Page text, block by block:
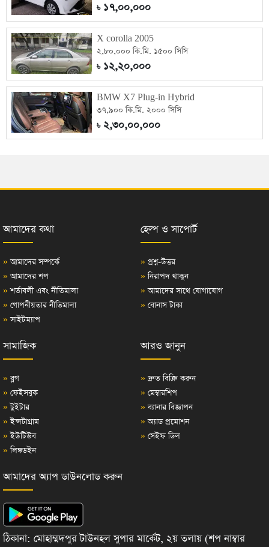
৳১৭,০০,০০০
X corolla 2005
২,৮০,০০০ কি.মি. ১৫০০ সিসি
৳১২,২০,০০০
BMW X7 Plug-in Hybrid
৩৭,৯০০ কি.মি. ২০০০ সিসি
৳২,৩০,০০,০০০
আমাদের কথা
» আমাদের সম্পর্কে
» আমাদের শপ
» শর্তাবলী এবং নীতিমালা
» গোপনীয়তার নীতিমালা
» সাইটম্যাপ
হেল্প ও সাপোর্ট
» প্রশ্ন-উত্তর
» নিরাপদ থাকুন
» আমাদের সাথে যোগাযোগ
» বোনাস টাকা
সামাজিক
» ব্লগ
» ফেইসবুক
» টুইটার
» ইন্সটাগ্রাম
» ইউটিউব
» লিঙ্কডইন
আরও জানুন
» দ্রুত বিক্রি করুন
» মেম্বারশিপ
» ব্যানার বিজ্ঞাপন
» অ্যাড প্রমোশন
» সেইফ ডিল
আমাদের অ্যাপ ডাউনলোড করুন
ঠিকানা: মোহাম্মদপুর টাউনহল সুপার মার্কেট, ২য় তলায় (শপ নাম্বার